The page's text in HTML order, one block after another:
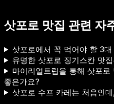
삿포로 맛집 관련 자
삿포로에서 꼭 먹어야 할 3
유명한 삿포로 징기스칸 맛
마이리얼트립을 통해 삿포
좋은가요?
삿포로 수프 카레는 처음인